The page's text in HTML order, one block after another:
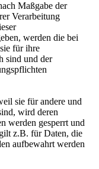
Maßgabe der
Verarbeitung
werden die bei
für ihre
sind und der
sie für andere und
wird deren
werden gesperrt und
z.B. für Daten, die
aufbewahrt werden